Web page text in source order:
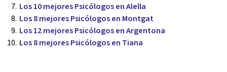
Los 10 mejores Psicólogos en Alella
Los 8 mejores Psicólogos en Montgat
Los 12 mejores Psicólogos en Argentona
Los 8 mejores Psicólogos en Tiana